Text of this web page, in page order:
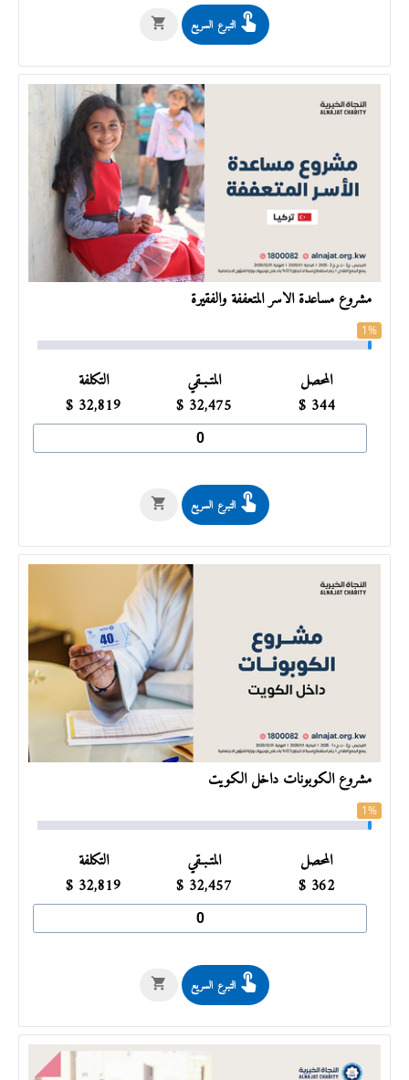
التبرع السريع
مشروع مساعدة الأسر المتعففة والفقيرة
1%
المحصل
344
$
المتـبـقي
32,475
$
التكلفة
32,819
$
التبرع السريع
مشروع الكوبونات داخل الكويت
1%
المحصل
362
$
المتـبـقي
32,457
$
التكلفة
32,819
$
التبرع السريع